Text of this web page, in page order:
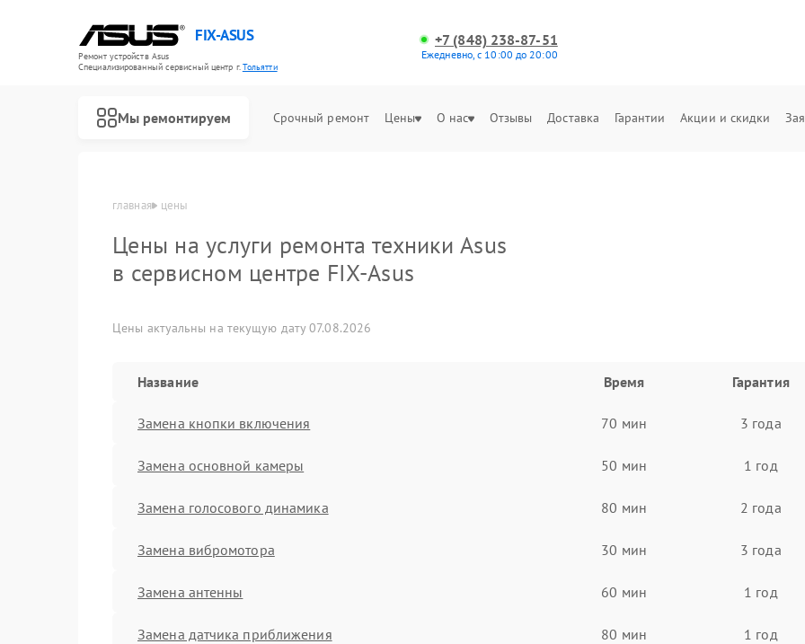
FIX-ASUS
Ремонт устройств Asus
Специализированный cервисный центр г.Тольятти
+7 (848) 238-87-51
Ежедневно, с 10:00 до 20:00
Мы ремонтируем Срочный ремонт Цены О нас Отзывы Доставка Гарантии Акции и скидки
главная цены
Цены на услуги ремонта техники Asus
в сервисном центре FIX-Asus
Цены актуальны на текущую дату 07.08.2026
Название Время Гарантия
Замена кнопки включения 70 мин 3 года
Замена основной камеры 50 мин 1 год
Замена голосового динамика 80 мин 2 года
Замена вибромотора 30 мин 3 года
Замена антенны 60 мин 1 год
Замена датчика приближения 80 мин 1 год